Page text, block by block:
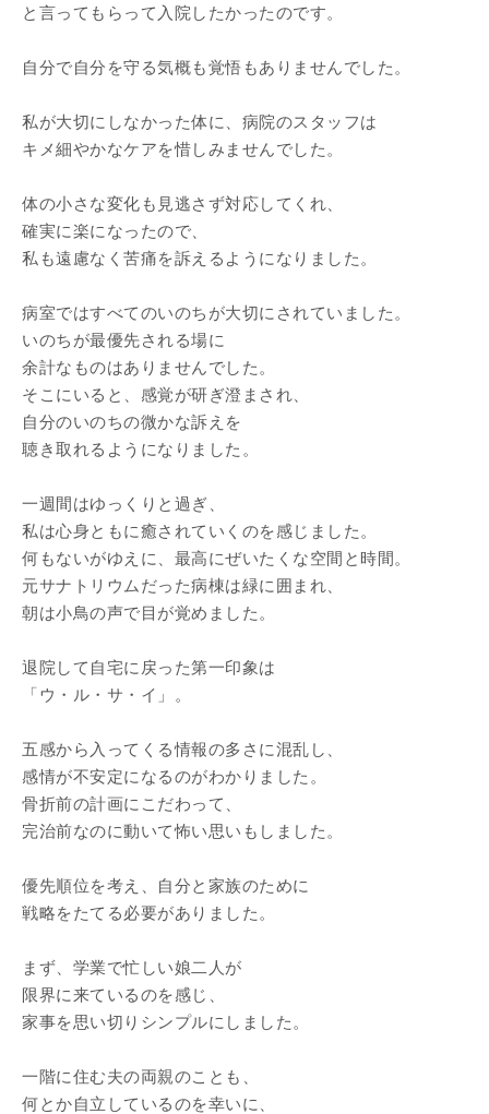
と言ってもらって入院したかったのです。
自分で自分を守る気概も覚悟もありませんでした。
私が大切にしなかった体に、病院のスタッフは
キメ細やかなケアを惜しみませんでした。
体の小さな変化も見逃さず対応してくれ、
確実に楽になったので、
私も遠慮なく苦痛を訴えるようになりました。
病室ではすべてのいのちが大切にされていました。
いのちが最優先される場に
余計なものはありませんでした。
そこにいると、感覚が研ぎ澄まされ、
自分のいのちの微かな訴えを
聴き取れるようになりました。
一週間はゆっくりと過ぎ、
私は心身ともに癒されていくのを感じました。
何もないがゆえに、最高にぜいたくな空間と時間。
元サナトリウムだった病棟は緑に囲まれ、
朝は小鳥の声で目が覚めました。
退院して自宅に戻った第一印象は
「ウ・ル・サ・イ」。
五感から入ってくる情報の多さに混乱し、
感情が不安定になるのがわかりました。
骨折前の計画にこだわって、
完治前なのに動いて怖い思いもしました。
優先順位を考え、自分と家族のために
戦略をたてる必要がありました。
まず、学業で忙しい娘二人が
限界に来ているのを感じ、
家事を思い切りシンプルにしました。
一階に住む夫の両親のことも、
何とか自立しているのを幸いに、